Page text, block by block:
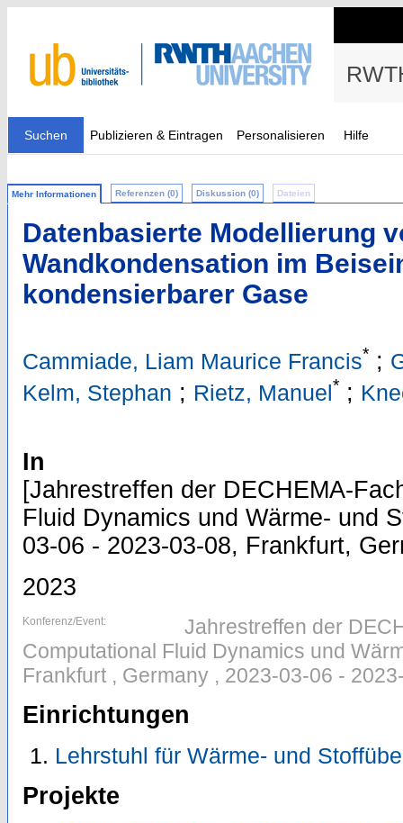
Suchen Publizieren & Eintragen Personalisieren Hilfe
Mehr Informationen Referenzen (0) Diskussion (0) Dateien
Datenbasierte Modellierung
Wandkondensation im
kondensierbarer Gase
Cammiade, Liam Maurice Francis* ;
Kelm, Stephan ; Rietz, Manuel* ;
In
[Jahrestreffen der DECHEMA-
Fluid Dynamics und Wärme- und
03-06 - 2023-03-08, Frankfurt,
2023
Konferenz/Event:
Jahrestreffen der
Computational Fluid Dynamics und
Frankfurt , Germany , 2023-03-06 -
Einrichtungen
Lehrstuhl für Wärme- und
Projekte